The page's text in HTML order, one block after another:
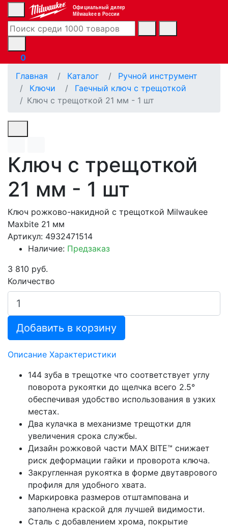
Официальный дилер
Milwaukee в России
0
Главная
Каталог
Ручной инструмент
Ключи
Гаечный ключ с трещоткой
Ключ с трещоткой 21 мм - 1 шт
Ключ с трещоткой
21 мм - 1 шт
Ключ рожково-накидной с трещоткой Milwaukee
Maxbite 21 мм
Артикул: 4932471514
Наличие: Предзаказ
3 810 руб.
Количество
Добавить в корзину
Описание Характеристики
144 зуба в трещотке что соответствует углу
поворота рукоятки до щелчка всего 2.5°
обеспечивая удобство использования в узких
местах.
Два кулачка в механизме трещотки для
увеличения срока службы.
Дизайн рожковой части MAX BITE™ снижает
риск деформации гайки и проворота ключа.
Закругленная рукоятка в форме двутаврового
профиля для удобного хвата.
Маркировка размеров отштампована и
заполнена краской для лучшей видимости.
Сталь с добавлением хрома, покрытие